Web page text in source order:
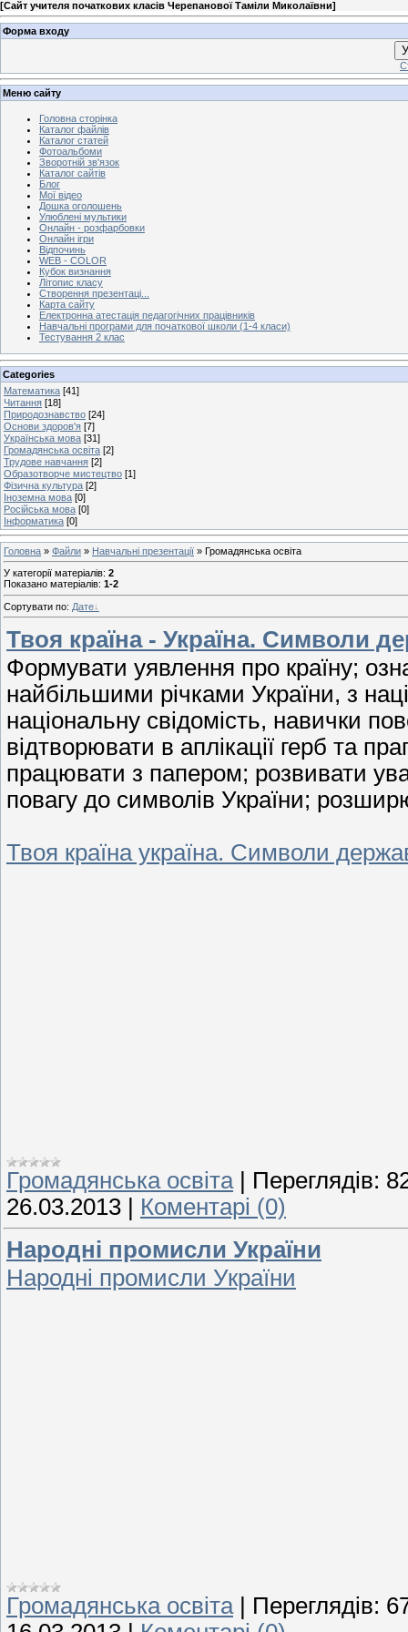
[Сайт учителя початкових класів Черепанової Таміли Миколаївни]
Форма входу
Меню сайту
Головна сторінка
Каталог файлів
Каталог статей
Фотоальбоми
Зворотній зв'язок
Каталог сайтів
Блог
Мої відео
Дошка оголошень
Улюблені мультики
Онлайн - розфарбовки
Онлайн ігри
Відпочинь
WEB - COLOR
Кубок визнання
Літопис класу
Створення презентаці...
Карта сайту
Електронна атестація педагогічних працівників
Навчальні програми для початкової школи (1-4 класи)
Тестування 2 клас
Categories
Математика [41]
Читання [18]
Природознавство [24]
Основи здоров'я [7]
Українська мова [31]
Громадянська освіта [2]
Трудове навчання [2]
Образотворче мистецтво [1]
Фізична культура [2]
Іноземна мова [0]
Російська мова [0]
Інформатика [0]
Головна » Файли » Навчальні презентації » Громадянська освіта
У категорії матеріалів: 2
Показано матеріалів: 1-2
Сортувати по: Дате
Твоя країна - Україна. Символи
Формувати уявлення про країну;
найбільшими річками України, з
національну свідомість, навички
відтворювати в аплікації герб та
працювати з папером; розвивати
повагу до символів України;
Твоя країна україна. Символи
Громадянська освіта | Переглядів:
26.03.2013 | Коментарі (0)
Народні промисли України
Народні промисли України
Громадянська освіта| Переглядів: